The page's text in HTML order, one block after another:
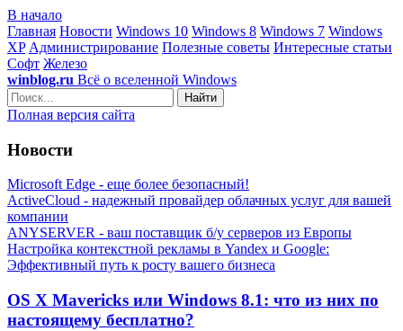
В начало
Главная Новости Windows 10 Windows 8 Windows 7 Windows
XP Администрирование Полезные советы Интересные статьи
Софт Железо
winblog.ru Всё о вселенной Windows
Найти
Полная версия сайта
Новости
Microsoft Edge - еще более безопасный!
ActiveCloud - надежный провайдер облачных услуг для вашей
компании
ANYSERVER - ваш поставщик б/у серверов из Европы
Настройка контекстной рекламы в Yandex и Google:
Эффективный путь к росту вашего бизнеса
OS X Mavericks или Windows 8.1: что из них по
настоящему бесплатно?